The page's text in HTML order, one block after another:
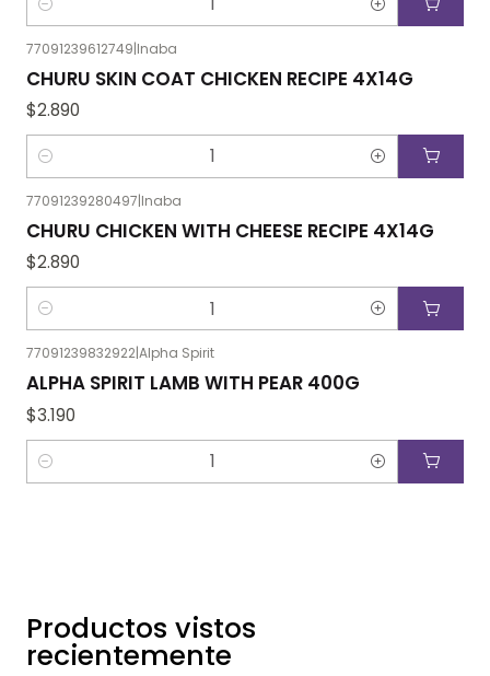
Cantidad
77091239612749|Inaba
CHURU SKIN COAT CHICKEN RECIPE 4X14G
$2.890
Cantidad
77091239280497|Inaba
CHURU CHICKEN WITH CHEESE RECIPE 4X14G
$2.890
Cantidad
77091239832922|Alpha Spirit
ALPHA SPIRIT LAMB WITH PEAR 400G
$3.190
Cantidad
Productos vistos
recientemente